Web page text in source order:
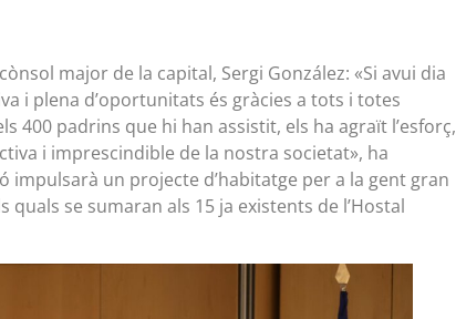
major de la capital, Sergi González: «Si avui dia
i plena d’oportunitats és gràcies a tots i totes
400 padrins que hi han assistit, els ha agraït l’esforç,
i imprescindible de la nostra societat», ha
un projecte d’habitatge per a la gent gran
se sumaran als 15 ja existents de l’Hostal